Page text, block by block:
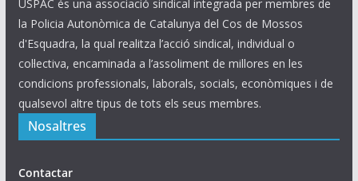
USPAC és una associació sindical integrada per membres de
la Policia Autonòmica de Catalunya del Cos de Mossos
d'Esquadra, la qual realitza l’acció sindical, individual o
col·lectiva, encaminada a l’assoliment de millores en les
condicions professionals, laborals, socials, econòmiques i de
qualsevol altre tipus de tots els seus membres.
Nosaltres
Contactar